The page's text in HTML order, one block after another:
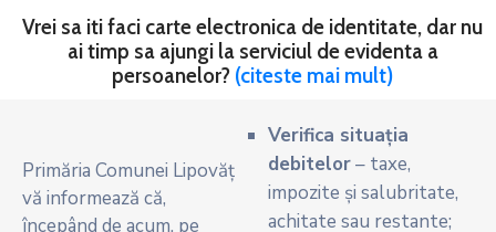
Vrei sa iti faci carte electronica de identitate, dar nu
ai timp sa ajungi la serviciul de evidenta a
persoanelor? (citeste mai mult)
Primăria Comunei Lipovăț
vă informează că,
începând de acum, pe
Verifica situația
debitelor– taxe,
impozite și salubritate,
achitate sau restante;